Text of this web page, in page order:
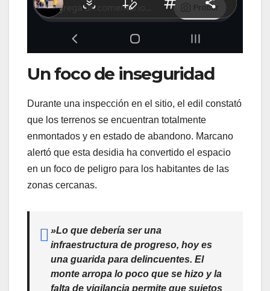
​Un foco de inseguridad
​Durante una inspección en el sitio, el edil constató
que los terrenos se encuentran totalmente
enmontados y en estado de abandono. Marcano
alertó que esta desidia ha convertido el espacio
en un foco de peligro para los habitantes de las
zonas cercanas.
​»Lo que debería ser una
infraestructura de progreso, hoy es
una guarida para delincuentes. El
monte arropa lo poco que se hizo y la
falta de vigilancia permite que sujetos